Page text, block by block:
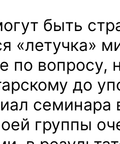
быть
«летучка»
по
до
семинара
группы